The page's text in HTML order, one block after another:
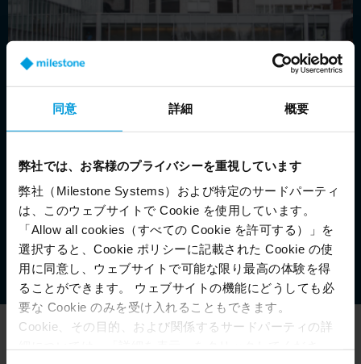
同意 詳細 概要
弊社では、お客様のプライバシーを重視しています
弊社（Milestone Systems）および特定のサードパーティ
は、このウェブサイトで Cookie を使用しています。
「Allow all cookies（すべての Cookie を許可する）」を
選択すると、Cookie ポリシーに記載された Cookie の使
用に同意し、ウェブサイトで可能な限り最高の体験を得
ることができます。 ウェブサイトの機能にどうしても必
要な Cookie のみを受け入れることもできます。
Cookie、その目的、および関係するサードパーティの詳